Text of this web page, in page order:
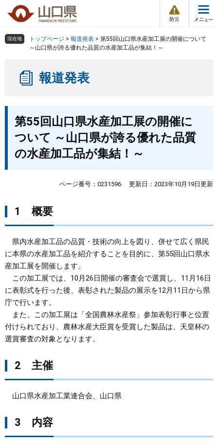
の
ー
情
報
メ
ュ
組織で探す
くらし・環境
健康・福祉
教育・文化・スポーツ
しごと・産業・観光
まちづくり
県政情報
検索の仕方 組織で探す
現在地 トップページ > 報道発表 > 第55回山口県水産加工展の開催について
～山口県が誇る優れた品質の水産加工品が集結！～
報道発表
第55回山口県水産加工展の開催に
ついて ～山口県が誇る優れた品質
の水産加工品が集結！～
ページ番号：0231596 更新日：2023年10月19日更新
1 概要
県内水産加工品の品質・技術の向上を図り、併せて広く県民
に本県の水産加工品を紹介することを目的に、第55回山口県水
産加工展を開催します。
この加工展では、10月26日開催の審査会で選賞し、11月16日
に表彰式を行った後、表彰された製品の展示を12月11日から県
庁で行います。
また、この加工展は「全国農林水産祭」参加表彰行事と位置
付けられており、農林水産大臣賞を受賞した製品は、天皇杯の
選賞審査の対象となります。
2 主催
山口県水産加工業連合会、山口県
3 内容